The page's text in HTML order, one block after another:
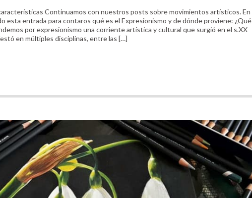
Continuamos con nuestros posts sobre movimientos artísticos. En
esta entrada para contaros qué es el Expresionismo y de dónde proviene: ¿Qué
por expresionismo una corriente artística y cultural que surgió en el s.XX
en múltiples disciplinas, entre las […]